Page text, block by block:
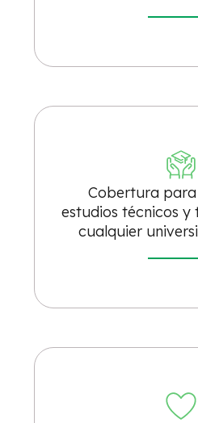
Cobertura
estudios técnicos y
cualquier